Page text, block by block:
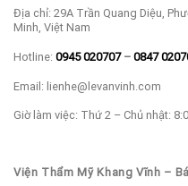
Địa chỉ: 29A Trần Quang Diệu,
Minh, Việt Nam
Hotline: 0945 020707– 0847
Email: lienhe@levanvinh.com
Giờ làm việc: Thứ 2 – Chủ nhật:
Viện Thẩm Mỹ Khang Vĩnh –